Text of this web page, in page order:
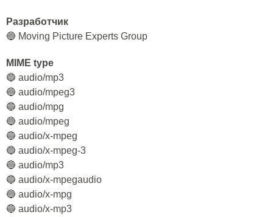
Разработчик
🔵 Moving Picture Experts Group
MIME type
🔵 audio/mp3
🔵 audio/mpeg3
🔵 audio/mpg
🔵 audio/mpeg
🔵 audio/x-mpeg
🔵 audio/x-mpeg-3
🔵 audio/mp3
🔵 audio/x-mpegaudio
🔵 audio/x-mpg
🔵 audio/x-mp3